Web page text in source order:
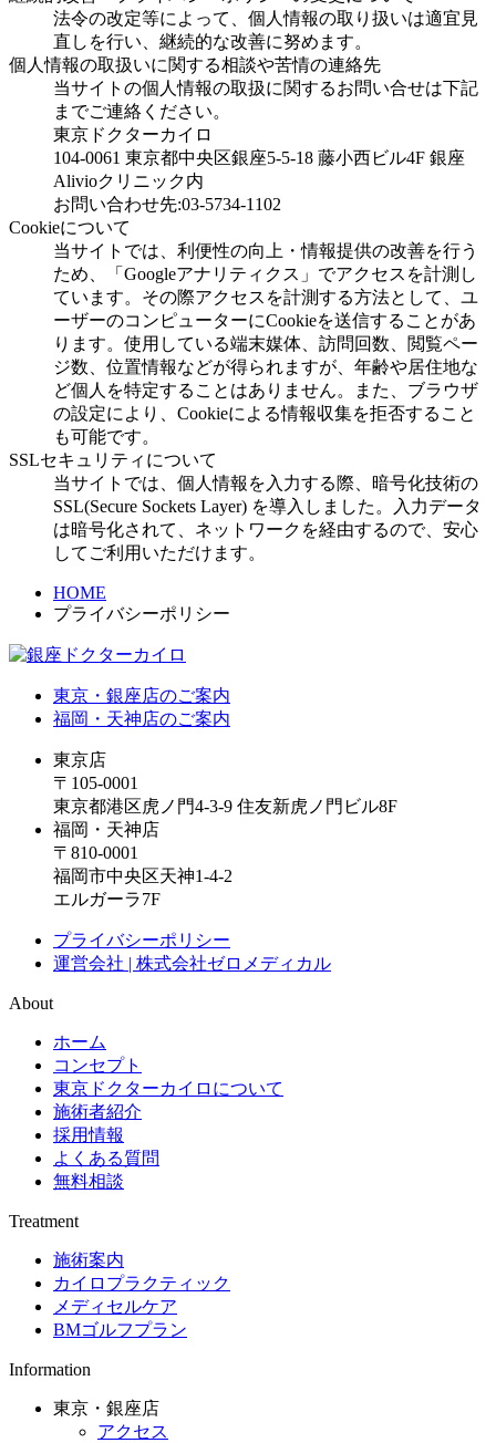
法令の改定等によって、個人情報の取り扱いは適宜見
直しを行い、継続的な改善に努めます。
個人情報の取扱いに関する相談や苦情の連絡先
当サイトの個人情報の取扱に関するお問い合せは下記
までご連絡ください。
東京ドクターカイロ
104-0061 東京都中央区銀座5-5-18 藤小西ビル4F 銀座
Alivioクリニック内
お問い合わせ先:03-5734-1102
Cookieについて
当サイトでは、利便性の向上・情報提供の改善を行う
ため、「Googleアナリティクス」でアクセスを計測し
ています。その際アクセスを計測する方法として、ユ
ーザーのコンピューターにCookieを送信することがあ
ります。使用している端末媒体、訪問回数、閲覧ペー
ジ数、位置情報などが得られますが、年齢や居住地な
ど個人を特定することはありません。また、ブラウザ
の設定により、Cookieによる情報収集を拒否すること
も可能です。
SSLセキュリティについて
当サイトでは、個人情報を入力する際、暗号化技術の
SSL(Secure Sockets Layer) を導入しました。入力データ
は暗号化されて、ネットワークを経由するので、安心
してご利用いただけます。
HOME
プライバシーポリシー
東京・銀座店のご案内
福岡・天神店のご案内
東京店
〒105-0001
東京都港区虎ノ門4-3-9 住友新虎ノ門ビル8F
福岡・天神店
〒810-0001
福岡市中央区天神1-4-2
エルガーラ7F
プライバシーポリシー
運営会社 | 株式会社ゼロメディカル
About
ホーム
コンセプト
東京ドクターカイロについて
施術者紹介
採用情報
よくある質問
無料相談
Treatment
施術案内
カイロプラクティック
メディセルケア
BMゴルフプラン
Information
東京・銀座店
アクセス